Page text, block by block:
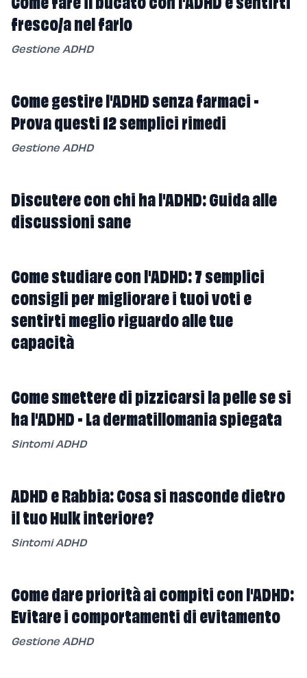
fresco/a nel farlo
Gestione ADHD
Come gestire l'ADHD senza farmaci -
Prova questi 12 semplici rimedi
Gestione ADHD
Discutere con chi ha l'ADHD: Guida alle
discussioni sane
Come studiare con l'ADHD: 7 semplici
consigli per migliorare i tuoi voti e
sentirti meglio riguardo alle tue
capacità
Come smettere di pizzicarsi la pelle se si
ha l'ADHD - La dermatillomania spiegata
Sintomi ADHD
ADHD e Rabbia: Cosa si nasconde dietro
il tuo Hulk interiore?
Sintomi ADHD
Come dare priorità ai compiti con l'ADHD:
Evitare i comportamenti di evitamento
Gestione ADHD